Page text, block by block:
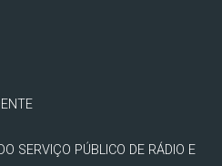
SERVIÇO PÚBLICO DE RÁDIO E